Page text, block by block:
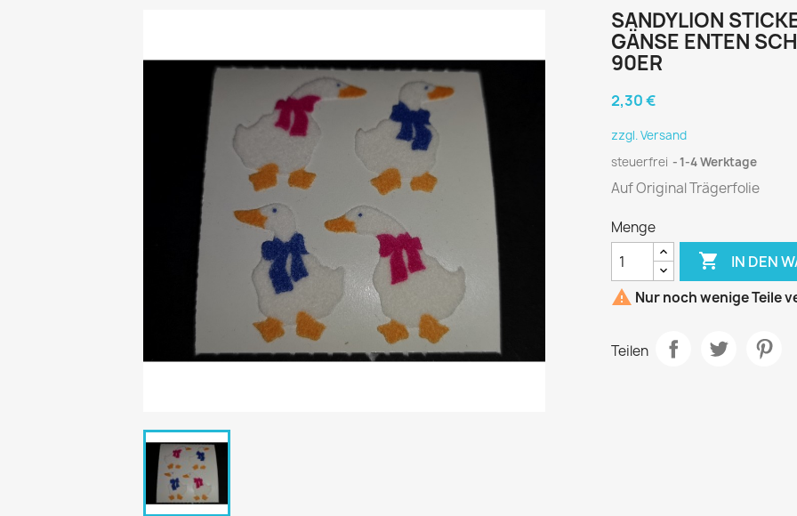
SANDYLION
GÄNSE ENTEN
90ER
2,30 €
zzgl. Versand
steuerfrei
1-4 Werktage
Auf Original Trägerfolie
Menge
 IN DEN
 Nur noch wenige Teile
Teilen